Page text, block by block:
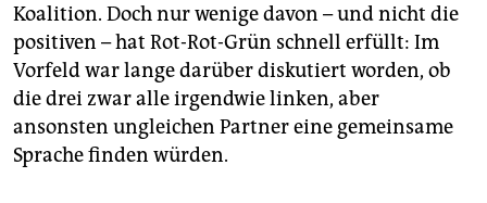
Koalition. Doch nur wenige davon – und nicht die
positiven – hat Rot-Rot-Grün schnell erfüllt: Im
Vorfeld war lange darüber diskutiert worden, ob
die drei zwar alle irgendwie linken, aber
ansonsten ungleichen Partner eine gemeinsame
Sprache finden würden.